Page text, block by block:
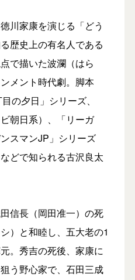
川家康を演じる「どう
歴史上の有名人である
で描いた波瀾（はら
メント時代劇。脚本
の夕日」シリーズ、
朝日系）、「リーガ
スマンJP」シリーズ
どで知られる古沢良太
信長（岡田准一）の死
）と和睦し、五大老の1
。秀吉の死後、家康に
う野心家で、石田三成